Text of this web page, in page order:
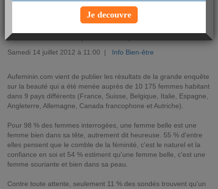
Être belle, c'est avant tout être bien dans sa tête. C'est ce que
partenariat avec la marque de cosmétiques Clarins.
Samedi 14 juillet 2012 à 11:00 | Info Bien-être
Aufeminin.com vient de publier les résultats de la grande enquête
sur la beauté qui a été menée auprès de 10 175 femmes habitant
dans 9 pays différents (France, Suisse, Belgique, Italie, Espagne,
Angleterre, Allemagne, Canada francophone et Autriche).
Pour 98 % des femmes interrogées, une femme belle est une
femme bien dans sa tête, autrement dit heureuse. 55 % d'entre
elles pensent que le comble de la féminité, c'est le naturel et la
confiance en soi et 54 % estiment qu'une femme belle, c'est une
femme souriante et bien dans sa peau.
Contre toute attente, seulement 11 % des sondés trouvent qu'un
Je decouvre